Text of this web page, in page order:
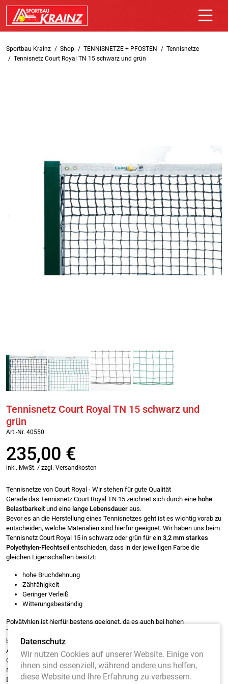
Sportbau Krainz Shop TENNISNETZE + PFOSTEN
Tennisnetze
Tennisnetz Court Royal TN 15 schwarz und grün
Tennisnetz Court Royal TN 15 schwarz und
grün
Art.-Nr. 40550
235,00 €
inkl. MwSt. / zzgl. Versandkosten
Tennisnetze von Court Royal - Wir stehen für gute Qualität
Gerade das Tennisnetz Court Royal TN 15 zeichnet sich durch eine hohe
Belastbarkeit und eine lange Lebensdauer aus.
Bevor es an die Herstellung eines Tennisnetzes geht ist es wichtig vorab zu
entscheiden, welche Materialien sind hierfür geeignet. Wir haben uns beim
Tennisnetz Court Royal 15 in schwarz oder grün für ein 3,2 mm starkes
Polyethylen-Flechtseil entschieden, dass in der jeweiligen Farbe die
gleichen Eigenschaften besitzt:
hohe Bruchdehnung
Zähfähigkeit
Geringer Verleiß
Witterungsbeständig
Polyätyhlen ist hierfür bestens geeignet, da es auch bei hohen
Temperaturen ein perfektes Gleitverhalten besitzt und nicht porös oder
brüchig wird.
Alleine durch das Knoten des Tennisnetzes TN15 erhält das Netz eine
Grundstabilität im Netz. Um diese Spannung zu unterstützen wird die
Netzeinfassung vierfach vernäht und mit Stahlseil gespannt.5
Doppelreihenim oberen Bereich des Tennisnetzes Court Royal TN15
Datenschutz
Wir nutzen Cookies auf unserer Website. Einige von
ihnen sind essenziell, während andere uns helfen,
diese Website und Ihre Erfahrung zu verbessern.